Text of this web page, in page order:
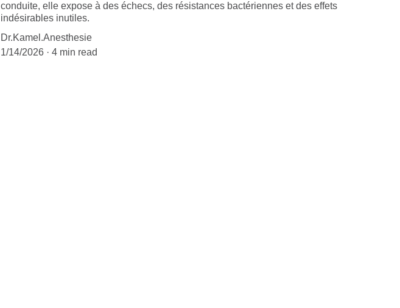
conduite, elle expose à des échecs, des résistances bactériennes et des effets
indésirables inutiles.
Dr.Kamel.Anesthesie
1/14/2026
4 min read